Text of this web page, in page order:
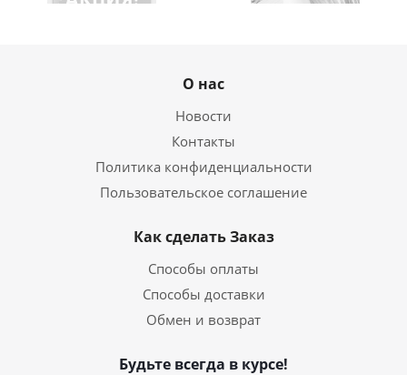
О нас
Новости
Контакты
Политика конфиденциальности
Пользовательское соглашение
Как сделать Заказ
Способы оплаты
Способы доставки
Обмен и возврат
Будьте всегда в курсе!